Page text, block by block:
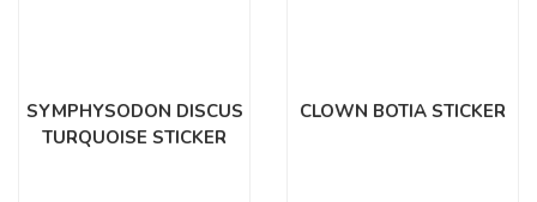
SYMPHYSODON DISCUS
TURQUOISE STICKER
CLOWN BOTIA STICKER